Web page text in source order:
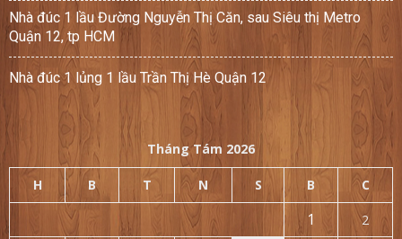
Nhà đúc 1 lầu Đường Nguyễn Thị Căn, sau Siêu thị Metro
Quận 12, tp HCM
Nhà đúc 1 lủng 1 lầu Trần Thị Hè Quận 12
Tháng Tám 2026
H B T N S B C
1
2